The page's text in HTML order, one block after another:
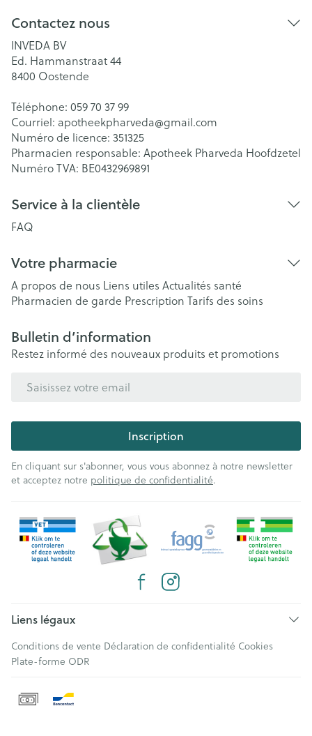
Contactez nous
INVEDA BV
Ed. Hammanstraat 44
8400 Oostende
Téléphone: 059 70 37 99
Courriel: apotheekpharveda@gmail.com
Numéro de licence: 351325
Pharmacien responsable: Apotheek Pharveda Hoofdzetel
Numéro TVA: BE0432969891
Service à la clientèle
FAQ
Votre pharmacie
A propos de nous Liens utiles Actualités santé
Pharmacien de garde Prescription Tarifs des soins
Bulletin d’information
Restez informé des nouveaux produits et promotions
Inscription
En cliquant sur s'abonner, vous vous abonnez à notre newsletter
et acceptez notre politique de confidentialité.
Liens légaux
Conditions de vente Déclaration de confidentialité Cookies
Plate-forme ODR